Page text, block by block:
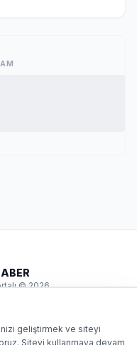
© 2026
geliştirmek ve siteyi
Siteyi kullanmaya devam